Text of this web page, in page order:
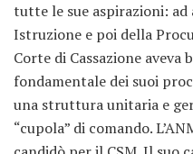
tutte le sue aspirazioni: ad
Istruzione e poi della
Corte di Cassazione aveva
fondamentale dei suoi
una struttura unitaria e
“cupola” di comando.